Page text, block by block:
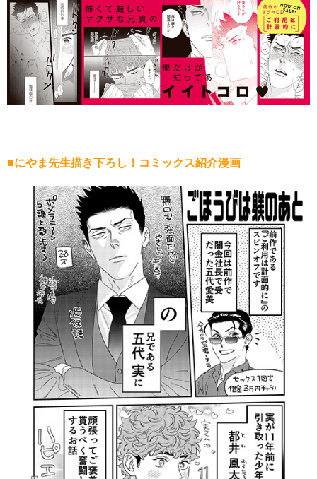
■にやま先生描き下ろし！コミックス紹介漫画